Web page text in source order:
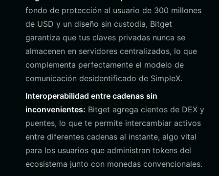
fondo de protección al usuario de 300 millones
de USD y un diseño sin custodia, Bitget
garantiza que tus claves privadas nunca se
almacenen en servidores centralizados, lo que
complementa perfectamente el modelo de
comunicación desidentificado de SimpleX.
Interoperabilidad entre cadenas sin
inconvenientes: Bitget agrega cientos de DEX y
puentes, lo que te permite intercambiar activos
entre diferentes cadenas al instante, algo vital
para los usuarios que administran tokens del
ecosistema junto con monedas convencionales.